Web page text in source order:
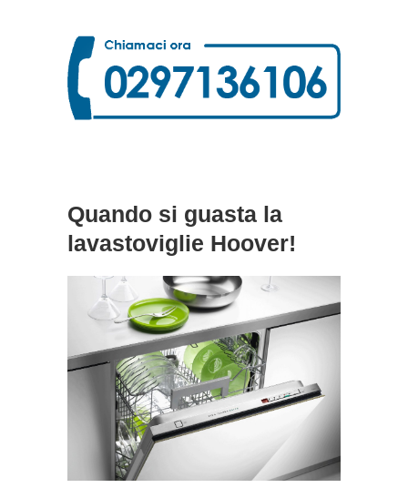
Quando si guasta la
lavastoviglie Hoover!